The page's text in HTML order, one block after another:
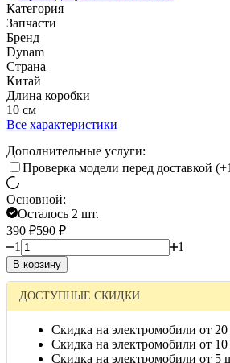
Категория
Запчасти
Бренд
Dynam
Страна
Китай
Длина коробки
10 см
Все характеристики
Дополнительные услуги:
Проверка модели перед доставкой (+
Основной:
Осталось 2 шт.
390 ₽590 ₽
1
1
В корзину
ДОСТУПНЫЕ СКИДКИ
Скидка на электромобили от
Скидка на электромобили от
Скидка на электромобили от 5